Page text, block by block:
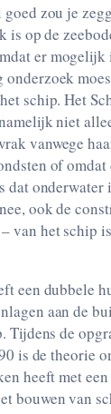
zou je
is op de
er mogelijk
onderzoek
schip. Het
niet
vanwege
of
dat onderwater
ook de
van het schip
een dubbele
aan de
Tijdens de
is de theorie
heeft met
bouwen van